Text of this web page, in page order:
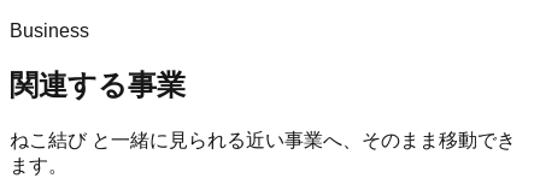
Business
関連する事業
ねこ結びと一緒に見られる近い事業へ、そのまま移動でき
ます。